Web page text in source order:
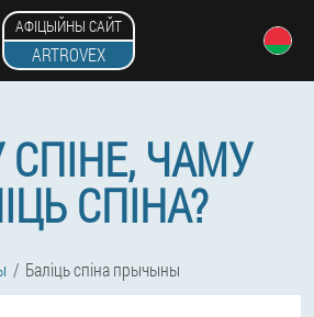
АФІЦЫЙНЫ САЙТ
ARTROVEX
СПІНЕ, ЧАМУ
СПІНА?
Баліць спіна прычыны